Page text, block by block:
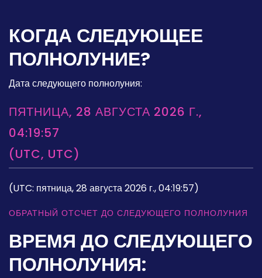
КОГДА СЛЕДУЮЩЕЕ
ПОЛНОЛУНИЕ?
Дата следующего полнолуния:
ПЯТНИЦА, 28 АВГУСТА 2026 Г.,
04:19:57
(UTC, UTC)
(UTC: пятница, 28 августа 2026 г., 04:19:57)
ОБРАТНЫЙ ОТСЧЕТ ДО СЛЕДУЮЩЕГО ПОЛНОЛУНИЯ
ВРЕМЯ ДО СЛЕДУЮЩЕГО
ПОЛНОЛУНИЯ: